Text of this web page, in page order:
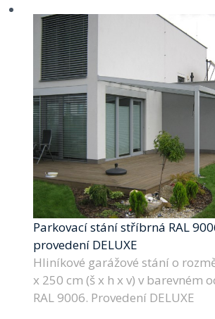
Parkovací stání stříbrná RAL
provedení DELUXE
Hliníkové garážové stání o
x 250 cm (š x h x v) v barevném
RAL 9006. Provedení DELUXE